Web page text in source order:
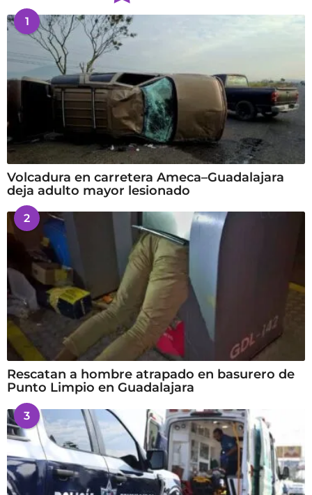
1
Volcadura en carretera Ameca–Guadalajara
deja adulto mayor lesionado
2
Rescatan a hombre atrapado en basurero de
Punto Limpio en Guadalajara
3